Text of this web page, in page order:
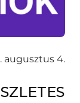
augusztus 4.